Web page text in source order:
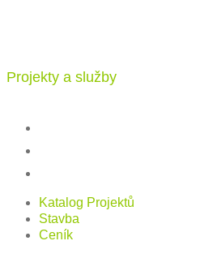
Projekty a služby
Katalog Projektů
Stavba
Ceník